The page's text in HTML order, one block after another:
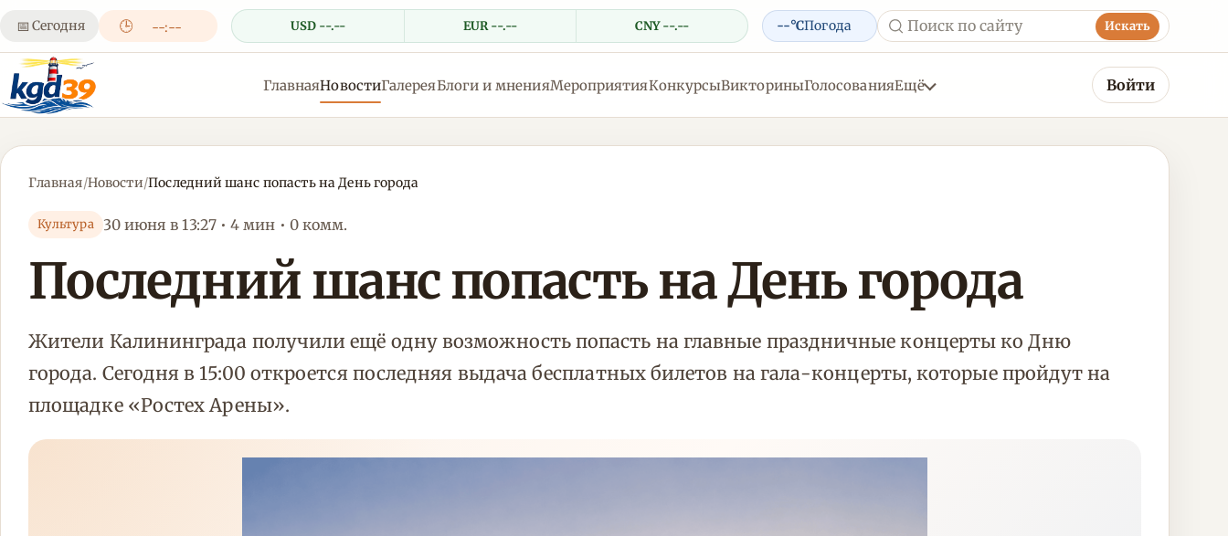
📅 Сегодня 🕒 --:-- USD --.-- EUR --.-- CNY --.-- --°CПогода Искать
ГлавнаяНовостиГалереяБлоги и мненияМероприятияКонкурсыВикториныГолосованияЕщё Войти
Главная/Новости/Последний шанс попасть на День города
Культура 30 июня в 13:27 • 4 мин • 0 комм.
Последний шанс попасть на День города
Жители Калининграда получили ещё одну возможность попасть на главные праздничные концерты ко Дню
города. Сегодня в 15:00 откроется последняя выдача бесплатных билетов на гала-концерты, которые пройдут на
площадке «Ростех Арены».